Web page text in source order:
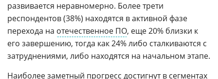
развивается неравномерно. Более трети
респондентов (38%) находятся в активной фазе
перехода на отечественное ПО, еще 20% близки к
его завершению, тогда как 24% либо сталкиваются с
затруднениями, либо находятся на начальном этапе.
Наиболее заметный прогресс достигнут в сегментах